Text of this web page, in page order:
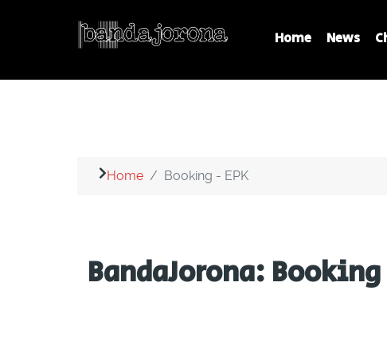
Home News
Home Booking - EPK
BandaJorona: Booking